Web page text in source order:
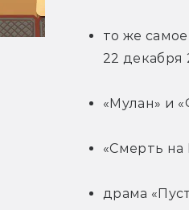
то же
22 декабря
«Мулан» и
«Смерть
драма